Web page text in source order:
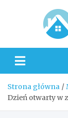
Strona główna
Dzień otwarty w